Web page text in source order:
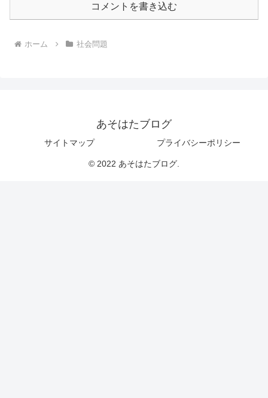
コメントを書き込む
ホーム 社会問題
あそはたブログ
サイトマップ プライバシーポリシー
© 2022 あそはたブログ.